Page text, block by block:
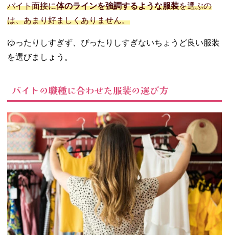
バイト面接に体のラインを強調するような服装を選ぶの
は、あまり好ましくありません。
ゆったりしすぎず、ぴったりしすぎないちょうど良い服装
を選びましょう。
バイトの職種に合わせた服装の選び方